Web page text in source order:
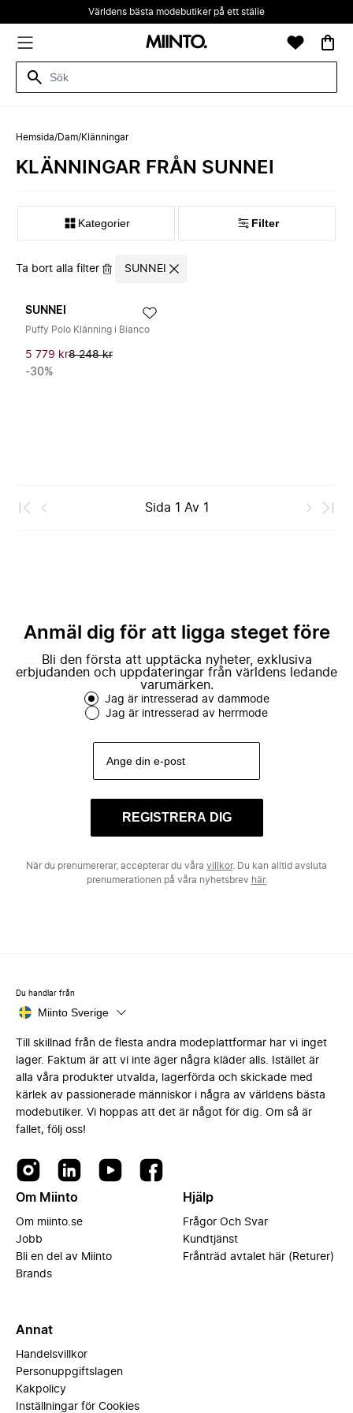
Världens bästa modebutiker på ett ställe
Hemsida/Dam/Klänningar
KLÄNNINGAR FRÅN SUNNEI
Kategorier Filter
Ta bort alla filter SUNNEI
SUNNEI
Puffy Polo Klänning i Bianco
5 779 kr8 248 kr
-30%
Sida 1 Av 1
Anmäl dig för att ligga steget före
Bli den första att upptäcka nyheter, exklusiva
erbjudanden och uppdateringar från världens ledande
varumärken.
Jag är intresserad av dammode
Jag är intresserad av herrmode
REGISTRERA DIG
När du prenumererar, accepterar du våra villkor. Du kan alltid avsluta
prenumerationen på våra nyhetsbrev här.
Du handlar från
Miinto Sverige
Till skillnad från de flesta andra modeplattformar har vi inget
lager. Faktum är att vi inte äger några kläder alls. Istället är
alla våra produkter utvalda, lagerförda och skickade med
kärlek av passionerade människor i några av världens bästa
modebutiker. Vi hoppas att det är något för dig. Om så är
fallet, följ oss!
Om Miinto
Om miinto.se
Jobb
Bli en del av Miinto
Brands
Hjälp
Frågor Och Svar
Kundtjänst
Frånträd avtalet här (Returer)
Annat
Handelsvillkor
Personuppgiftslagen
Kakpolicy
Inställningar för Cookies